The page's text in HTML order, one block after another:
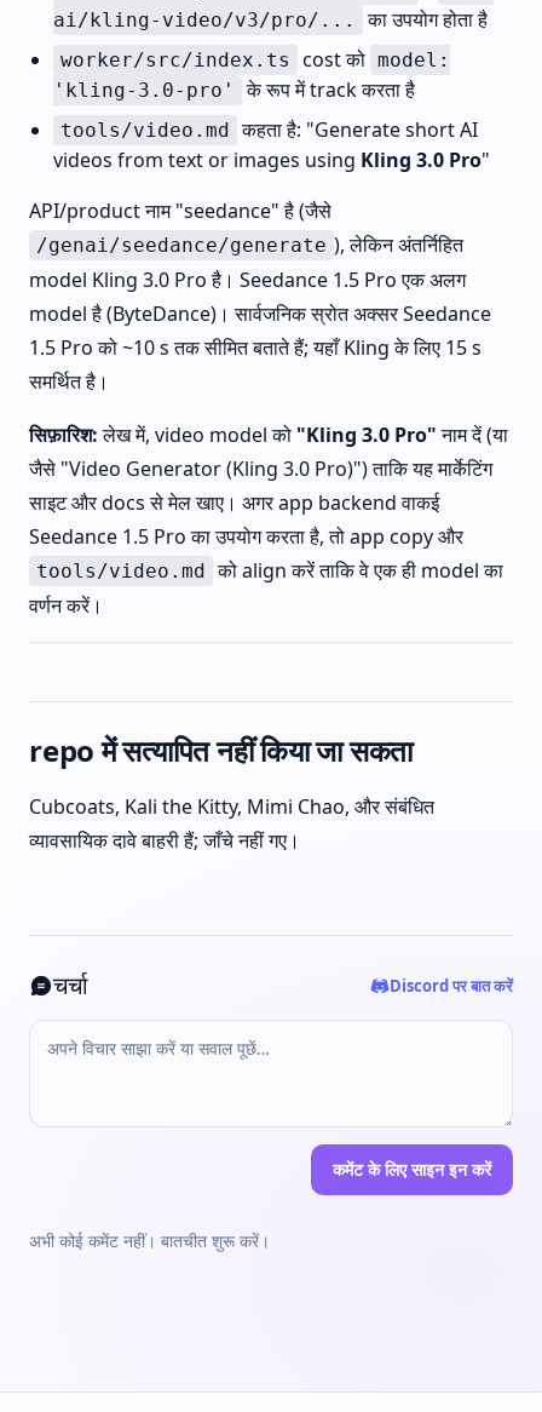
ai/kling-video/v3/pro/...
का उपयोग होता है
worker/src/index.ts cost को model:
'kling-3.0-pro'
के रूप में track करता है
tools/video.md कहता है: "Generate short AI
videos from text or images using Kling 3.0 Pro"
API/product नाम "seedance" है (जैसे
/genai/seedance/generate ), लेकिन अंतर्निहित
model Kling 3.0 Pro है। Seedance 1.5 Pro एक अलग
model है (ByteDance)। सार्वजनिक स्रोत अक्सर Seedance
1.5 Pro को ~10 s तक सीमित बताते हैं; यहाँ Kling के लिए 15 s
समर्थित है।
सिफ़ारिश:लेख में, video model को "Kling 3.0 Pro"नाम दें (या
जैसे "Video Generator (Kling 3.0 Pro)") ताकि यह मार्केटिंग
साइट और docs से मेल खाए। अगर app backend वाकई
Seedance 1.5 Pro का उपयोग करता है, तो app copy और
tools/video.md को align करें ताकि वे एक ही model का
वर्णन करें।
repo में सत्यापित नहीं किया जा सकता
Cubcoats, Kali the Kitty, Mimi Chao, और संबंधित
व्यावसायिक दावे बाहरी हैं; जाँचे नहीं गए।
चर्चा Discord पर बात करें
कमेंट के लिए साइन इन करें
अभी कोई कमेंट नहीं। बातचीत शुरू करें।